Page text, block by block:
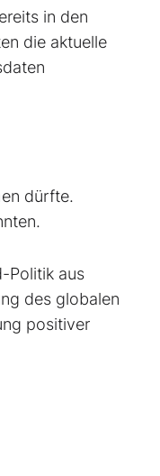
in den
die aktuelle
dürfte.
Politik aus
des globalen
positiver